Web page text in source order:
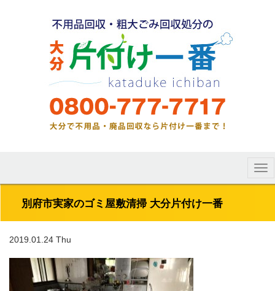
別府市実家のゴミ屋敷清掃 大分片付け一番
2019.01.24 Thu